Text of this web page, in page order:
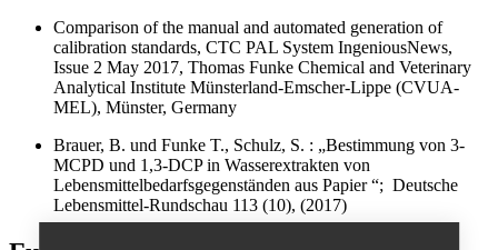
Comparison of the manual and automated generation of
calibration standards, CTC PAL System IngeniousNews,
Issue 2 May 2017, Thomas Funke Chemical and Veterinary
Analytical Institute Münsterland-Emscher-Lippe (CVUA-
MEL), Münster, Germany
Brauer, B. und Funke T., Schulz, S. : „Bestimmung von 3-
MCPD und 1,3-DCP in Wasserextrakten von
Lebensmittelbedarfsgegenständen aus Papier “; Deutsche
Lebensmittel-Rundschau 113 (10), (2017)